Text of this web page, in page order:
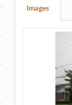
Onglet
Images(cliquer
pour
Contenu